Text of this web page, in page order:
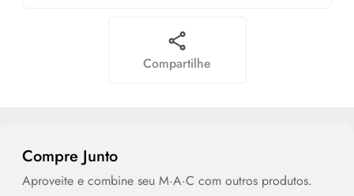
Compartilhe
Compre Junto
Aproveite e combine seu M·A·C com outros produtos.